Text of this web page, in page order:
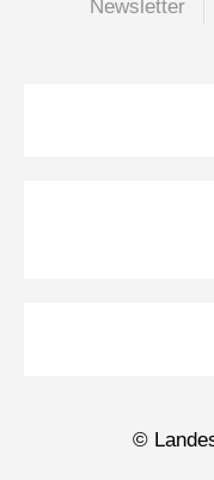
Newsletter
©